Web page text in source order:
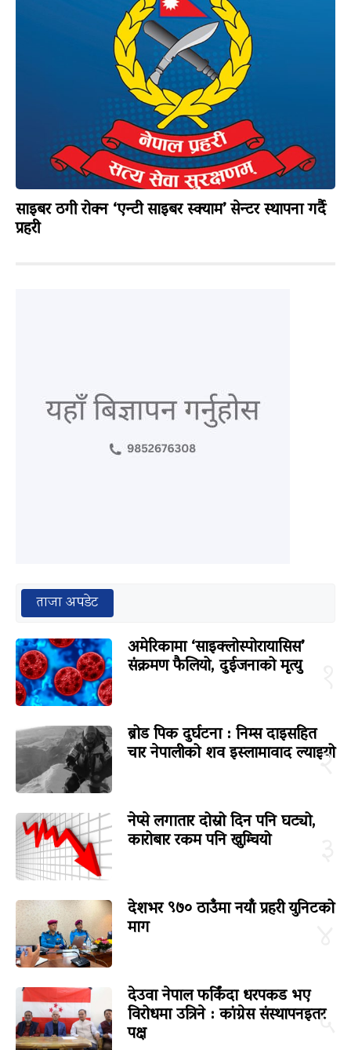
साइबर ठगी रोक्न ‘एन्टी साइबर स्क्याम’ सेन्टर स्थापना गर्दै
प्रहरी
ताजा अपडेट
अमेरिकामा ‘साइक्लोस्पोरायासिस’
संक्रमण फैलियो, दुईजनाको मृत्यु
२
ब्रोड पिक दुर्घटना : निम्स दाइसहित
चार नेपालीको शव इस्लामावाद ल्याइयो
नेप्से लगातार दोस्रो दिन पनि घट्यो,
कारोबार रकम पनि खुम्चियो
देशभर ९७० ठाउँमा नयाँ प्रहरी युनिटको
माग
५
देउवा नेपाल फर्किंदा धरपकड भए
विरोधमा उत्रिने : कांग्रेस संस्थापनइतर
पक्ष